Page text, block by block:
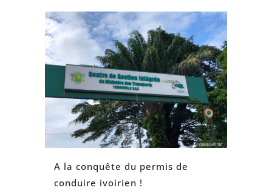
A la conquête du permis de
conduire ivoirien !